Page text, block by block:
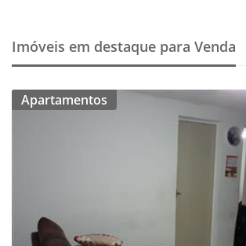
Imóveis em destaque para Venda
Apartamentos